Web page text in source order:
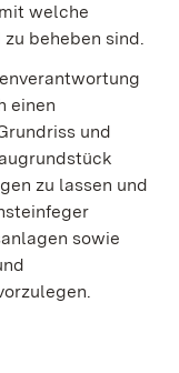
welche
beheben sind.
einen
und
zu lassen und
sowie